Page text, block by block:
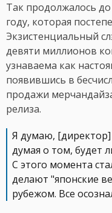
Так продолжалось
году, которая
Экзистенциальный
девяти миллионов
узнаваема как
появившись в
продажи
релиза.
Я думаю, [директор]
думая о том, будет
С этого момента
делают "японские
рубежом. Все